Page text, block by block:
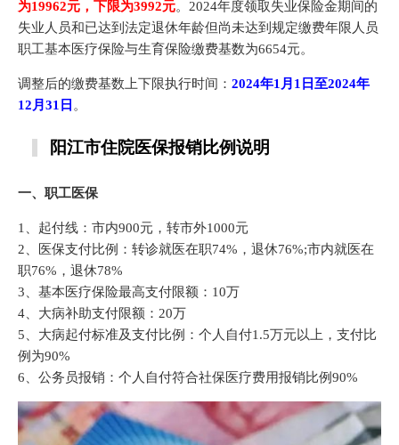
为19962元，下限为3992元。2024年度领取失业保险金期间的
失业人员和已达到法定退休年龄但尚未达到规定缴费年限人员
职工基本医疗保险与生育保险缴费基数为6654元。
调整后的缴费基数上下限执行时间： 2024年1月1日至2024年
12月31日 。
阳江市住院医保报销比例说明
一、职工医保
1、起付线：市内900元，转市外1000元
2、医保支付比例：转诊就医在职74%，退休76%;市内就医在
职76%，退休78%
3、基本医疗保险最高支付限额：10万
4、大病补助支付限额：20万
5、大病起付标准及支付比例：个人自付1.5万元以上，支付比
例为90%
6、公务员报销：个人自付符合社保医疗费用报销比例90%